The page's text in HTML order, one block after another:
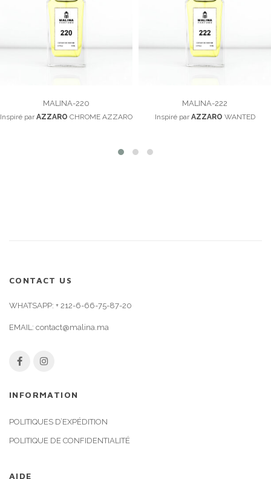
MALINA-220
Inspiré parAZZARO CHROME AZZARO
MALINA-222
Inspiré parAZZARO WANTED
CONTACT US
WHATSAPP: + 212-6-66-75-87-20
EMAIL: contact@malina.ma
INFORMATION
POLITIQUES D’EXPÉDITION
POLITIQUE DE CONFIDENTIALITÉ
AIDE